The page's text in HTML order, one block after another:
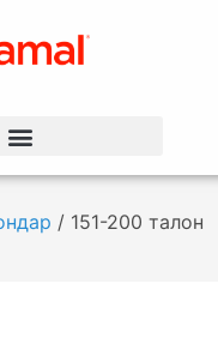
/ 151-200 талон